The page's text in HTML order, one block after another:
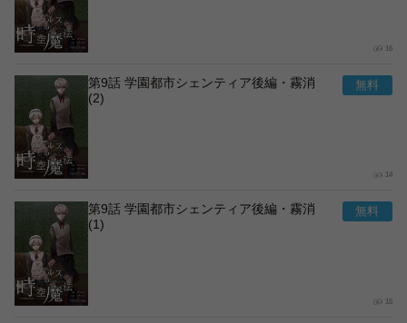
16
第9話 学園都市シェンティア後編・霧消
(2)
14
第9話 学園都市シェンティア後編・霧消
(1)
15